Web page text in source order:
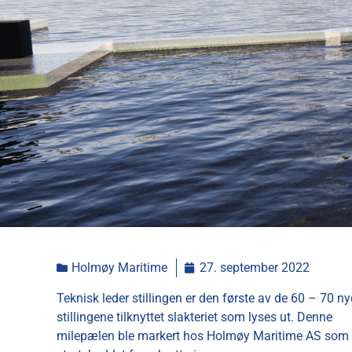
Holmøy Maritime 27. september 2022
Teknisk leder stillingen er den første av de 60 – 70
stillingene tilknyttet slakteriet som lyses ut. Denne
milepælen ble markert hos Holmøy Maritime AS som